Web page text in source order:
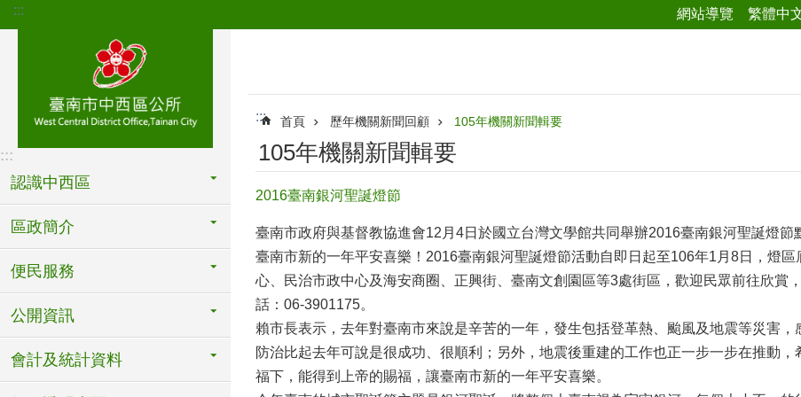
跳到主要內容區塊
::: 網站導覽 繁體中
:::
認識中西區
區政簡介
便民服務
公開資訊
會計及統計資料
::: 首頁 歷年機關新聞回顧 105年機關新聞輯要
105年機關新聞輯要
2016臺南銀河聖誕燈節
臺南市政府與基督教協進會12月4日於國立台灣文學館共同舉辦2016臺南銀河聖誕燈
臺南市新的一年平安喜樂！2016臺南銀河聖誕燈節活動自即日起至106年1月8日，燈
心、民治市政中心及海安商圈、正興街、臺南文創園區等3處街區，歡迎民眾前往欣賞
話：06-3901175。
賴市長表示，去年對臺南市來說是辛苦的一年，發生包括登革熱、颱風及地震等災害
防治比起去年可說是很成功、很順利；另外，地震後重建的工作也正一步一步在推動
福下，能得到上帝的賜福，讓臺南市新的一年平安喜樂。